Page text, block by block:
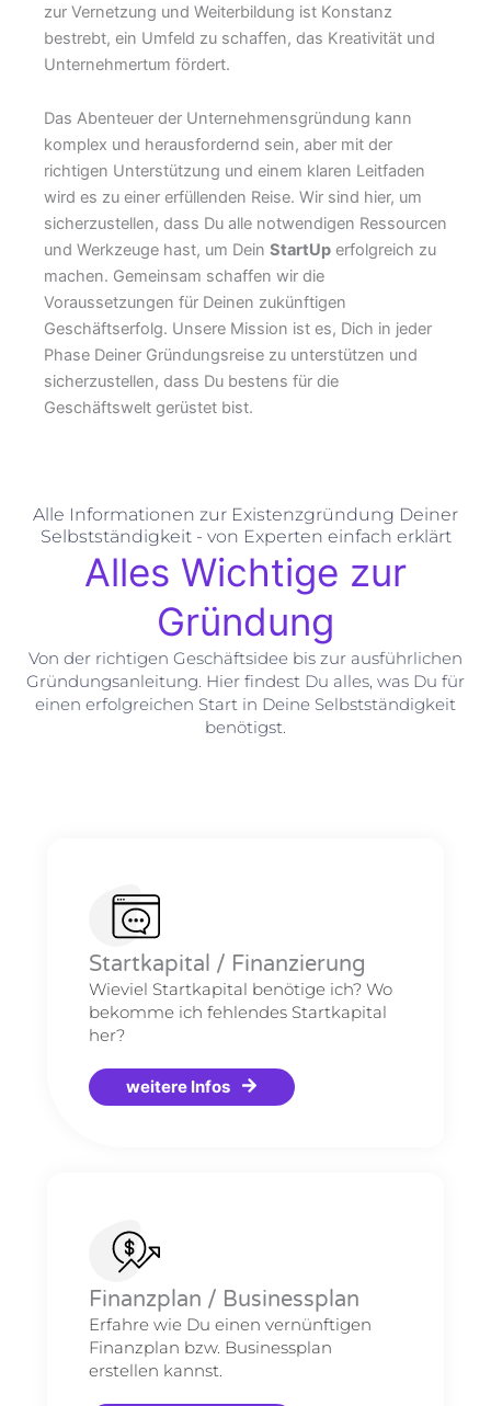
zur Vernetzung und Weiterbildung ist Konstanz
bestrebt, ein Umfeld zu schaffen, das Kreativität und
Unternehmertum fördert.
Das Abenteuer der Unternehmensgründung kann
komplex und herausfordernd sein, aber mit der
richtigen Unterstützung und einem klaren Leitfaden
wird es zu einer erfüllenden Reise. Wir sind hier, um
sicherzustellen, dass Du alle notwendigen Ressourcen
und Werkzeuge hast, um Dein StartUp erfolgreich zu
machen. Gemeinsam schaffen wir die
Voraussetzungen für Deinen zukünftigen
Geschäftserfolg. Unsere Mission ist es, Dich in jeder
Phase Deiner Gründungsreise zu unterstützen und
sicherzustellen, dass Du bestens für die
Geschäftswelt gerüstet bist.
Alle Informationen zur Existenzgründung Deiner
Selbstständigkeit - von Experten einfach erklärt
Alles Wichtige zur
Gründung
Von der richtigen Geschäftsidee bis zur ausführlichen
Gründungsanleitung. Hier findest Du alles, was Du für
einen erfolgreichen Start in Deine Selbstständigkeit
benötigst.
Startkapital / Finanzierung
Wieviel Startkapital benötige ich? Wo
bekomme ich fehlendes Startkapital
her?
weitere Infos
Finanzplan / Businessplan
Erfahre wie Du einen vernünftigen
Finanzplan bzw. Businessplan
erstellen kannst.